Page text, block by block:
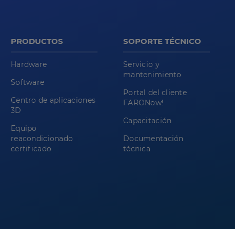
PRODUCTOS
Hardware
Software
Centro de aplicaciones
3D
Equipo
reacondicionado
certificado
SOPORTE TÉCNICO
Servicio y
mantenimiento
Portal del cliente
FARONow!
Capacitación
Documentación
técnica